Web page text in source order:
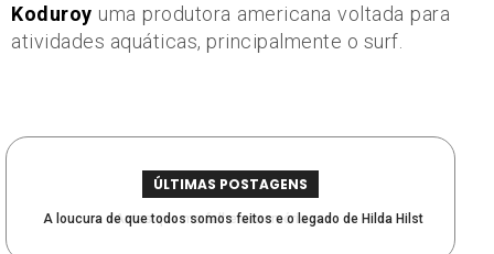
Koduroy uma produtora americana voltada para
atividades aquáticas, principalmente o surf.
ÚLTIMAS POSTAGENS
A loucura de que todos somos feitos e o legado de Hilda Hilst